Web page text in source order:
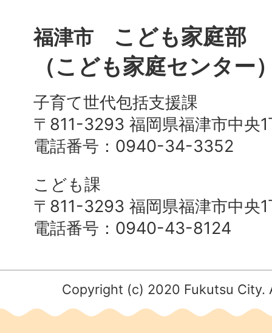
福津市 こども家庭部
（こども家庭センター
子育て世代包括支援課
〒811-3293 福岡県福津市中央1
電話番号：0940-34-3352
こども課
〒811-3293 福岡県福津市中央1
電話番号：0940-43-8124
Copyright (c) 2020 Fukutsu City.